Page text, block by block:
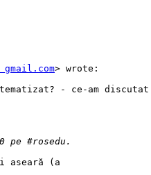
> wrote:
- ce-am discutat
aseară (a